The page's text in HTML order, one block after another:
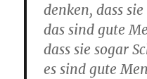
denken, dass
das sind gute
dass sie sogar
es sind gute